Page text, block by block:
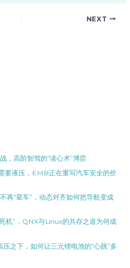
NEXT
，高阶智驾的“读心术”博弈
要液压，EMB正在重写汽车安全的价
再“晕车”，动态对齐如何把导航变成
机”，QNX与Linux的共存之道为何成
之下，如何让三元锂电池的“心跳”多